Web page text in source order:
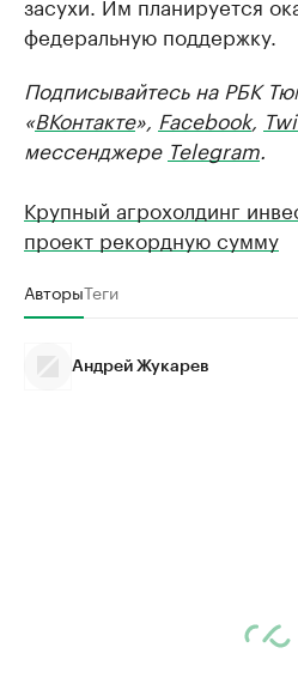
федеральную поддержку.
Подписывайтесь на РБК
«ВКонтакте», Facebook,
мессенджере Telegram
Крупный агрохолдинг
проект рекордную сумму
АвторыТеги
Андрей Жукарев